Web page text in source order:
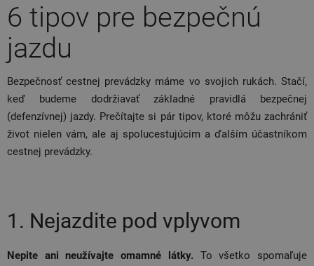
6 tipov pre bezpečnú
jazdu
Bezpečnosť cestnej prevádzky máme vo svojich rukách. Stačí,
keď budeme dodržiavať základné pravidlá bezpečnej
(defenzívnej) jazdy. Prečítajte si pár tipov, ktoré môžu zachrániť
život nielen vám, ale aj spolucestujúcim a ďalším účastníkom
cestnej prevádzky.
1. Nejazdite pod vplyvom
Nepite ani neužívajte omamné látky. To všetko spomaľuje